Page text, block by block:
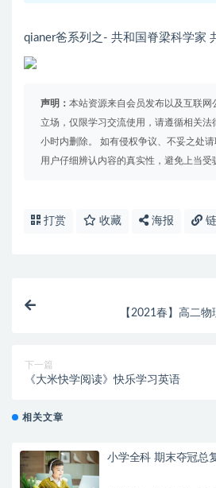
qianer爸系列之- 共和国脊梁科学家
声明： 本站资源来自会员发布以及互联网
立场，仅限学习交流使用，请遵循相关法
小时内删除。 如有侵权争议、不妥之处
用户仔细辨认内容的真实性，避免上当受
打赏 收藏 海报
【2021春】高二
下一篇
《大米快学阅读》快乐学习英语
相关文章
小学全科 期末夺冠总